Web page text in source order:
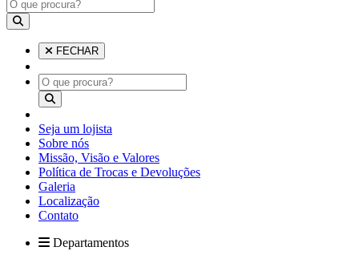
FECHAR
Seja um lojista
Sobre nós
Missão, Visão e Valores
Política de Trocas e Devoluções
Galeria
Localização
Contato
Departamentos